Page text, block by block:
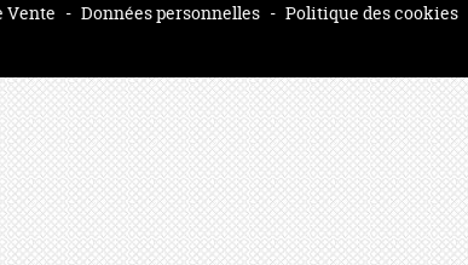
Vente - Données personnelles - Politique des cookies